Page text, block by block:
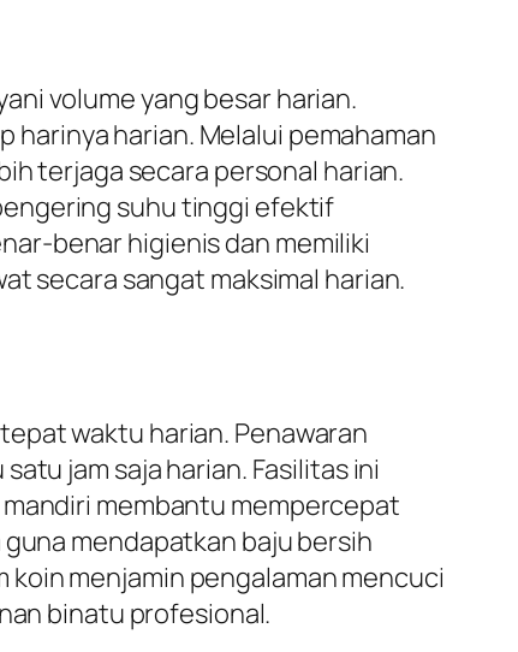
volume yang besar harian.
harian. Melalui pemahaman
terjaga secara personal harian.
suhu tinggi efektif
benar higienis dan memiliki
secara sangat maksimal harian.
waktu harian. Penawaran
jam saja harian. Fasilitas ini
membantu mempercepat
mendapatkan baju bersih
menjamin pengalaman mencuci
binatu profesional.